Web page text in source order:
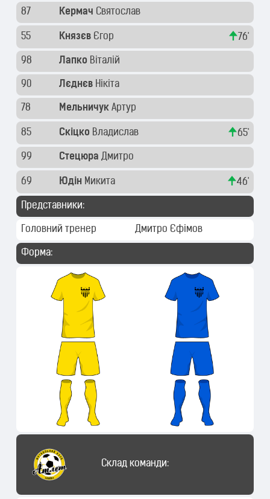
87 Кермач Святослав
55 Князєв Єгор 76'
98 Лапко Віталій
90 Лєднєв Нікіта
78 Мельничук Артур
85 Скіцко Владислав 65'
99 Стецюра Дмитро
69 Юдін Микита 46'
Представники:
Головний тренер Дмитро Єфімов
Форма:
Склад команди: